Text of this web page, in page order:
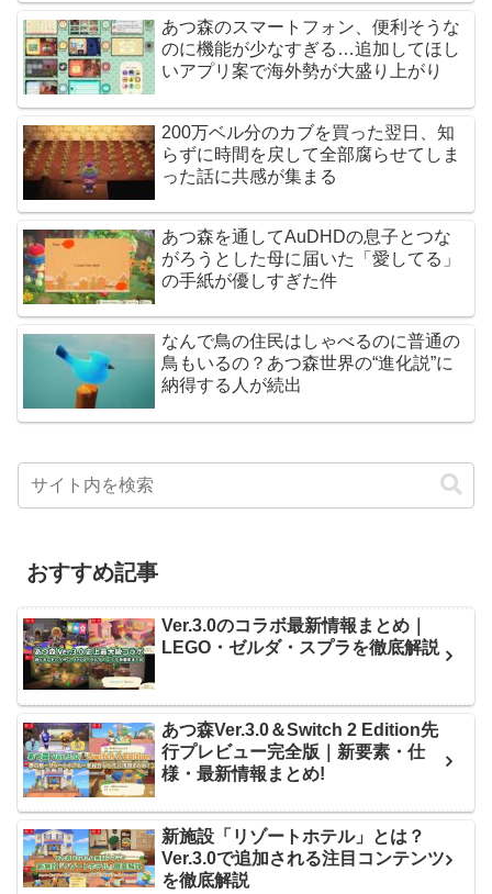
あつ森のスマートフォン、便利そうな
のに機能が少なすぎる…追加してほし
いアプリ案で海外勢が大盛り上がり
200万ベル分のカブを買った翌日、知
らずに時間を戻して全部腐らせてしま
った話に共感が集まる
あつ森を通してAuDHDの息子とつな
がろうとした母に届いた「愛してる」
の手紙が優しすぎた件
なんで鳥の住民はしゃべるのに普通の
鳥もいるの？あつ森世界の“進化説”に
納得する人が続出
おすすめ記事
Ver.3.0のコラボ最新情報まとめ｜
LEGO・ゼルダ・スプラを徹底解説
あつ森Ver.3.0＆Switch 2 Edition先
行プレビュー完全版｜新要素・仕
様・最新情報まとめ!
新施設「リゾートホテル」とは？
Ver.3.0で追加される注目コンテンツ
を徹底解説